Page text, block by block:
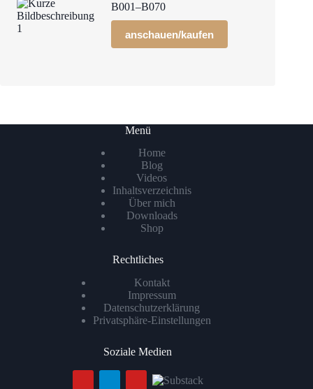
B001–B070
anschauen/kaufen
Menü
Home
Blog
Videos
Inhaltsverzeichnis
Über mich
Downloads
Shop
Rechtliches
Kontakt
Impressum
Datenschutzerklärung
Privatsphäre-Einstellungen
Soziale Medien